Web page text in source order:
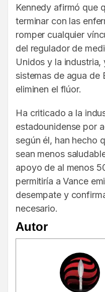
Kennedy afirmó que
terminar con las
romper cualquier
del regulador de
Unidos y la industria,
sistemas de agua de
eliminen el flúor.
Ha criticado a la
estadounidense por
según él, han hecho
sean menos
apoyo de al menos
permitiría a Vance
desempate y
necesario.
Autor